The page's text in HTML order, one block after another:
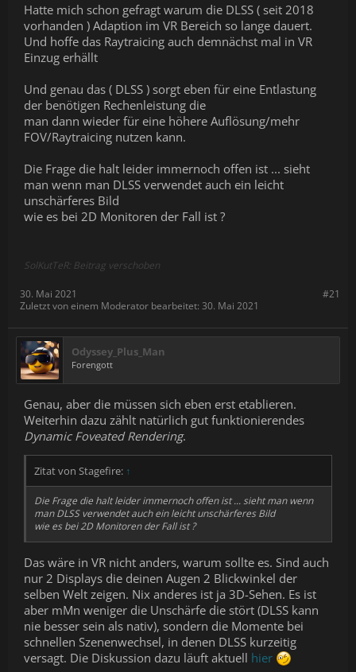
Hatte mich schon gefragt warum die DLSS ( seit 2018
vorhanden ) Adaption im VR Bereich so lange dauert.
Und hoffe das Raytraicing auch demnächst mal in VR
Einzug erhällt
Und genau das ( DLSS ) sorgt eben für eine Entlastung
der benötigen Rechenleistung die
man dann wieder für eine höhere Auflösung/mehr
FOV/Raytraicing nutzen kann.
Die Frage die halt leider immernoch offen ist ... sieht
man wenn man DLSS verwendet auch ein leicht
unschärferes Bild
wie es bei 2D Monitoren der Fall ist ?
SolKutTeR: Beitrag verschoben
#21
30. Mai 2021
Zuletzt von einem Moderator bearbeitet: 30. Mai 2021
Odyssey_Plus_Man
Forengott
Genau, aber die müssen sich eben erst etablieren.
Weiterhin dazu zählt natürlich gut funktionierendes
Dynamic Foveated Rendering.
Zitat von Stagefire: ↑
Die Frage die halt leider immernoch offen ist ... sieht man wenn
man DLSS verwendet auch ein leicht unschärferes Bild
wie es bei 2D Monitoren der Fall ist ?
Das wäre in VR nicht anders, warum sollte es. Sind auch
nur 2 Displays die deinen Augen 2 Blickwinkel der
selben Welt zeigen. Nix anderes ist ja 3D-Sehen. Es ist
aber mMn weniger die Unschärfe die stört (DLSS kann
nie besser sein als nativ), sondern die Momente bei
schnellen Szenenwechsel, in denen DLSS kurzeitig
versagt. Die Diskussion dazu läuft aktuell hier